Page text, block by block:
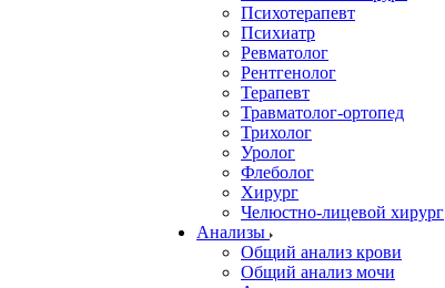
Психотерапевт
Психиатр
Ревматолог
Рентгенолог
Терапевт
Травматолог-ортопед
Трихолог
Уролог
Флеболог
Хирург
Челюстно-лицевой хирург
Анализы
Общий анализ крови
Общий анализ мочи